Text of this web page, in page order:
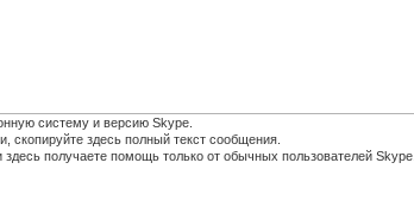
систему и версию Skype.
скопируйте здесь полный текст сообщения.
получаете помощь только от обычных пользователей Skype.